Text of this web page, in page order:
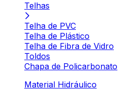
Telhas
Telha de PVC
Telha de Plástico
Telha de Fibra de Vidro
Toldos
Chapa de Policarbonato
Material Hidráulico